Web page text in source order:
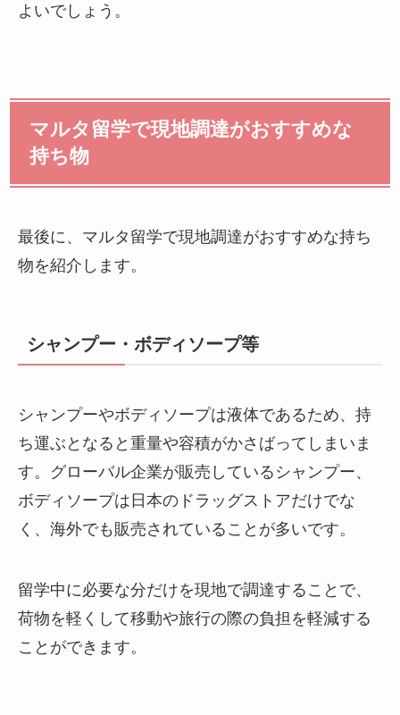
よいでしょう。
マルタ留学で現地調達がおすすめな
持ち物
最後に、マルタ留学で現地調達がおすすめな持ち
物を紹介します。
シャンプー・ボディソープ等
シャンプーやボディソープは液体であるため、持
ち運ぶとなると重量や容積がかさばってしまいま
す。グローバル企業が販売しているシャンプー、
ボディソープは日本のドラッグストアだけでな
く、海外でも販売されていることが多いです。
留学中に必要な分だけを現地で調達することで、
荷物を軽くして移動や旅行の際の負担を軽減する
ことができます。